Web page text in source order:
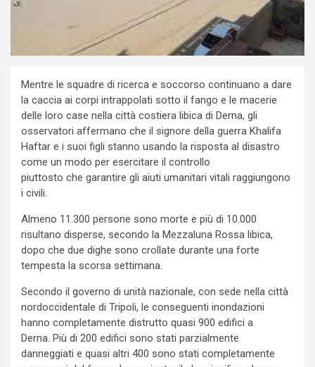
Mentre le squadre di ricerca e soccorso continuano a dare
la caccia ai corpi intrappolati sotto il fango e le macerie
delle loro case nella città costiera libica di Derna, gli
osservatori affermano che il signore della guerra Khalifa
Haftar e i suoi figli stanno usando la risposta al disastro
come un modo per esercitare il controllo
piuttosto che garantire gli aiuti umanitari vitali raggiungono
i civili.
Almeno 11.300 persone sono morte e più di 10.000
risultano disperse, secondo la Mezzaluna Rossa libica,
dopo che due dighe sono crollate durante una forte
tempesta la scorsa settimana.
Secondo il governo di unità nazionale, con sede nella città
nordoccidentale di Tripoli, le conseguenti inondazioni
hanno completamente distrutto quasi 900 edifici a
Derna. Più di 200 edifici sono stati parzialmente
danneggiati e quasi altri 400 sono stati completamente